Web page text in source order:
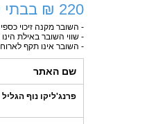
220 ₪ בבתי קפה ומסעדות
- השובר מקנה זיכוי כספי ע"ס 220 ₪ למימוש במבחר מסעדות (ברשת הסושיה ופרנג'ליקו השובר אינו תקף
- שווי השובר באילת
- השובר אינו תקף
שם האתר
פרנג'ליקו נוף הגליל